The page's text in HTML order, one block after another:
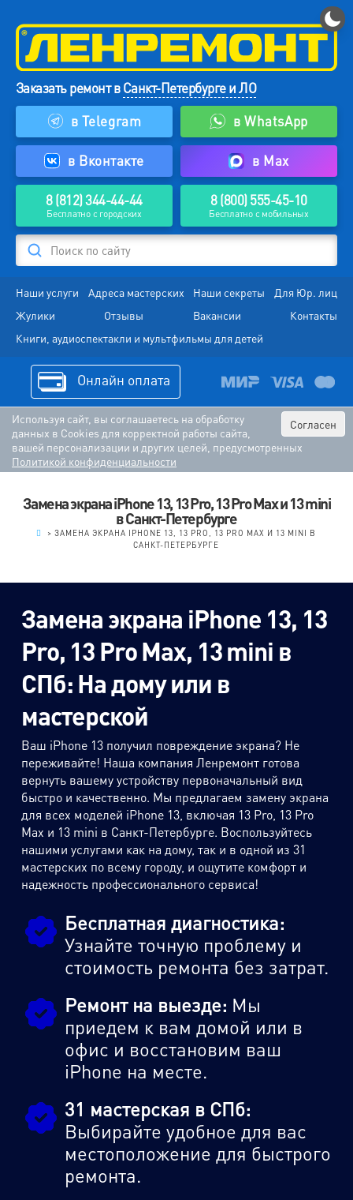
Заказать ремонт вСанкт-Петербурге и ЛО
в Telegram
в WhatsApp
в Вконтакте в Max
8 (812) 344-44-44
Бесплатно с городских
8 (800) 555-45-10
Бесплатно с мобильных
Поиск по сайту
Наши услуги Адреса мастерских Наши секреты
Для Юр. лиц
Жулики
Отзывы Вакансии
Контакты
Книги, аудиоспектакли и мультфильмы для детей
Онлайн оплата
Согласен
Используя сайт, вы соглашаетесь на обработку
данных в Cookies для корректной работы сайта,
вашей персонализации и других целей, предусмотренных
Политикой конфиденциальности
Замена экрана iPhone 13, 13 Pro, 13 Pro Max и 13 mini
в Санкт-Петербурге
>ЗАМЕНА ЭКРАНА IPHONE 13, 13 PRO, 13 PRO MAX И 13 MINI В
САНКТ-ПЕТЕРБУРГЕ
Замена экрана iPhone 13, 13
Pro, 13 Pro Max, 13 mini в
СПб: На дому или в
мастерской
Ваш iPhone 13 получил повреждение экрана? Не
переживайте! Наша компания Ленремонт готова
вернуть вашему устройству первоначальный вид
быстро и качественно. Мы предлагаем замену экрана
для всех моделей iPhone 13, включая 13 Pro, 13 Pro
Max и 13 mini в Санкт-Петербурге. Воспользуйтесь
нашими услугами как на дому, так и в одной из 31
мастерских по всему городу, и ощутите комфорт и
надежность профессионального сервиса!
Бесплатная диагностика:
Узнайте точную проблему и
стоимость ремонта без затрат.
Ремонт на выезде: Мы
приедем к вам домой или в
офис и восстановим ваш
iPhone на месте.
31 мастерская в СПб:
Выбирайте удобное для вас
местоположение для быстрого
ремонта.